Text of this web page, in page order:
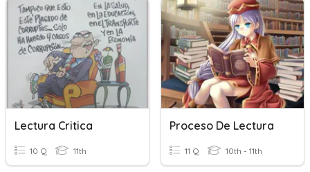
Lectura Critica
10 Q 11th
Proceso De Lectura
11 Q 10th - 11th